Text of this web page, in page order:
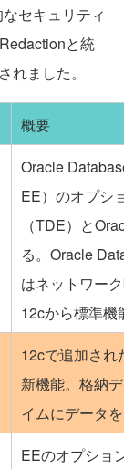
セキュリティ
と統
ました。
概要
Oracle
EE）のオプシ
（TDE）と
る。Oracle
はネットワー
12cから標準機
12cで追加され
新機能。格納
イムにデータ
EEのオプショ